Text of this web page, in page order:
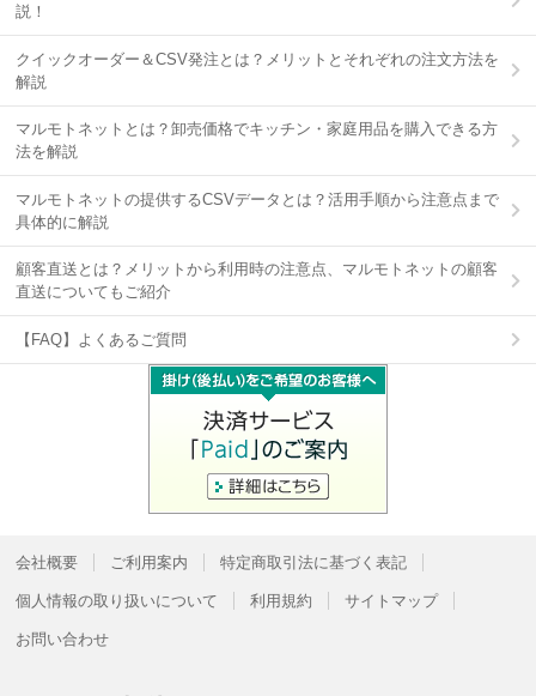
説！
クイックオーダー＆CSV発注とは？メリットとそれぞれの注文方法を
解説
マルモトネットとは？卸売価格でキッチン・家庭用品を購入できる方
法を解説
マルモトネットの提供するCSVデータとは？活用手順から注意点まで
具体的に解説
顧客直送とは？メリットから利用時の注意点、マルモトネットの顧客
直送についてもご紹介
【FAQ】よくあるご質問
会社概要 ご利用案内 特定商取引法に基づく表記
個人情報の取り扱いについて 利用規約 サイトマップ
お問い合わせ